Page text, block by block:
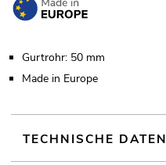
Gurtrohr: 50 mm
Made in Europe
TECHNISCHE DATEN